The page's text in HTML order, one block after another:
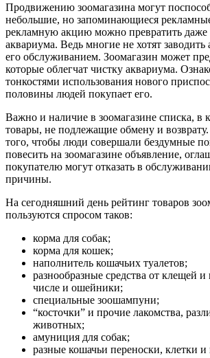
Продвижению зоомагазина могут
небольшие, но запоминающиеся
рекламную акцию можно превратить
аквариума. Ведь многие не хотят заводить
его обслуживанием. Зоомагазин может
которые облегчат чистку аквариума.
тонкостями использования нового
половины людей покупает его.
Важно и наличие в зоомагазине списка, в
товары, не подлежащие обмену и
того, чтобы люди совершали бездумные
повесить на зоомагазине объявление,
покупателю могут отказать в
причины.
На сегодняшний день рейтинг товаров
пользуются спросом таков:
корма для собак;
корма для кошек;
наполнитель кошачьих туалетов;
разнообразные средства от клещей
числе и ошейники;
специальные зоошампуни;
“косточки” и прочие лакомства,
животных;
амуниция для собак;
разные кошачьи переноски, клетки и